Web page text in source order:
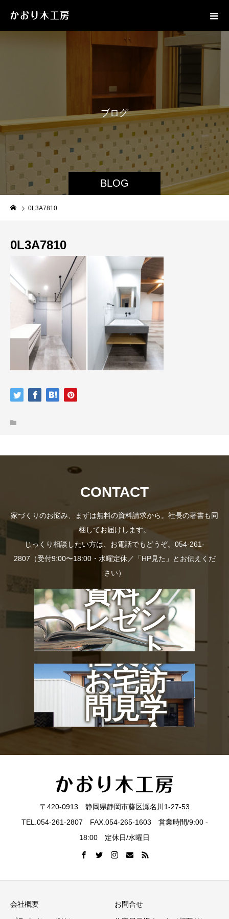
BLOG
ブログ
0L3A7810
0L3A7810
CONTACT
家づくりのお悩み、まずは無料の資料請求から。社長の著書も同
梱してお届けします。
じっくり相談したい方は、お電話でもどうぞ。054-261-
2807（受付9:00〜18:00・水曜定休／「HP見た」とお伝えくだ
さい）
資料プ
レゼン
ト
社長の
お宅訪
問見学
会
〒420-0913 静岡県静岡市葵区瀬名川1-27-53
TEL.054-261-2807 FAX.054-265-1603 営業時間/9:00 -
18:00 定休日/水曜日
会社概要 お問合せ